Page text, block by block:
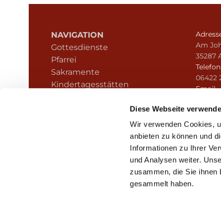
Diese Webseite
Wir verwenden Cookies,
anbieten zu können und
Informationen zu Ihrer
und Analysen weiter.
zusammen, die Sie ihnen
gesammelt haben.
NAVIGATION
Gottesdienste
Pfarrei
Sakramente
Kindertagesstätten
Hinweisgeberschutz
Am
35287
Telefon
06422
Email